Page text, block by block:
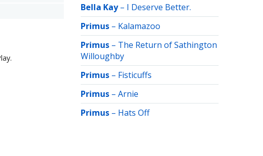
Bella Kay– I Deserve Better.
Primus – Kalamazoo
Primus – The Return of Sathington
Willoughby
Primus – Fisticuffs
Primus – Arnie
Primus – Hats Off